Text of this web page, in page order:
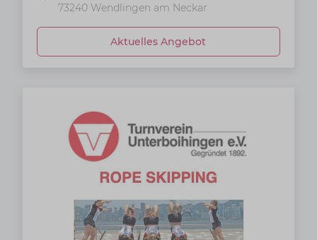
73240 Wendlingen am Neckar
Aktuelles Angebot